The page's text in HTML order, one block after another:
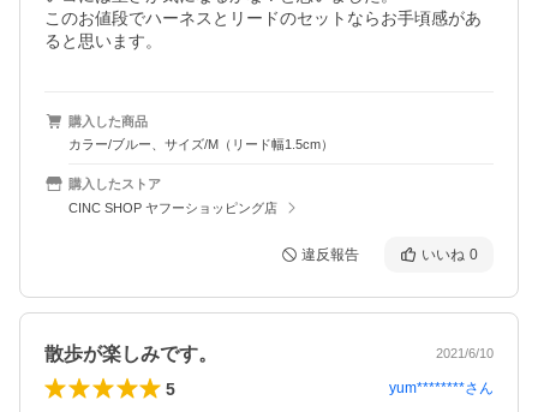
このお値段でハーネスとリードのセットならお手頃感があ
ると思います。
購入した商品
カラー/ブルー、サイズ/M（リード幅1.5cm）
購入したストア
CINC SHOP ヤフーショッピング店
違反報告 いいね 0
散歩が楽しみです。 2021/6/10
5 yum********さん